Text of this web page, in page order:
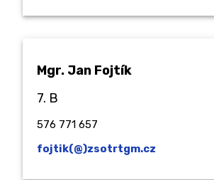
Mgr. Jan Fojtík
7. B
576 771 657
fojtik(@)zsotrtgm.cz